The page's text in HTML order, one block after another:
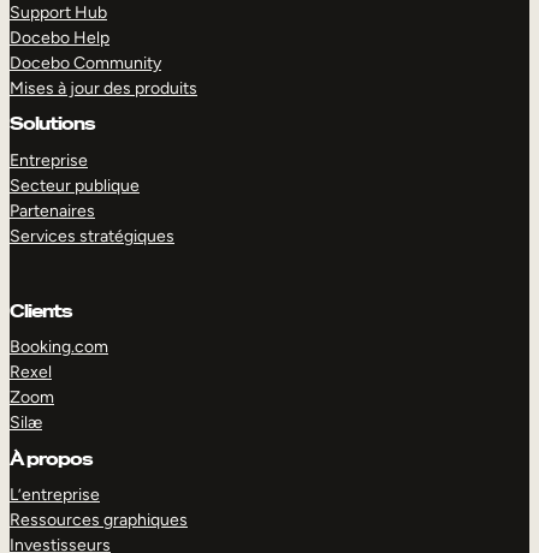
Support Hub
Docebo Help
Docebo Community
Mises à jour des produits
Solutions
Entreprise
Secteur publique
Partenaires
Services stratégiques
Clients
Booking.com
Rexel
Zoom
Silæ
À propos
L’entreprise
Ressources graphiques
Investisseurs